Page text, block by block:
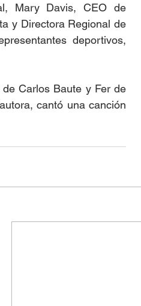
Mary Davis, CEO de
y Directora Regional de
deportivos,
Carlos Baute y Fer de
cantó una canción